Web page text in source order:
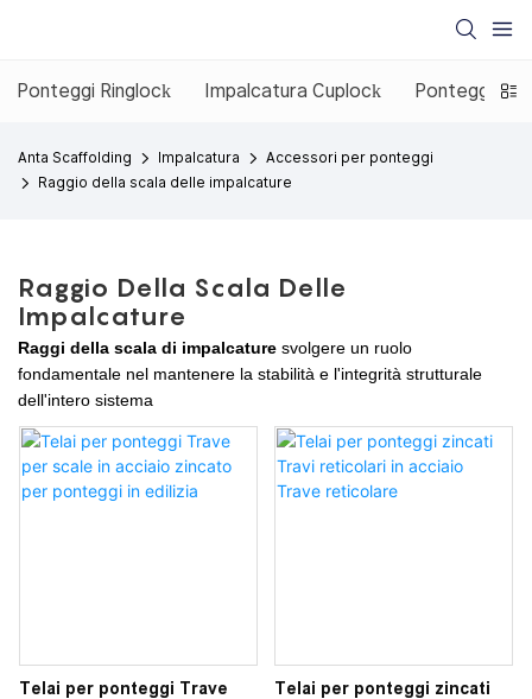
Ponteggi Ringlock Impalcatura Cuplock Ponteggio
Anta Scaffolding Impalcatura
Accessori per ponteggi
Raggio della scala delle impalcature
Raggio Della Scala Delle
Impalcature
Raggi della scala di impalcature svolgere un ruolo
fondamentale nel mantenere la stabilità e l'integrità strutturale
dell'intero sistema
Telai per ponteggi Trave
Telai per ponteggi zincati